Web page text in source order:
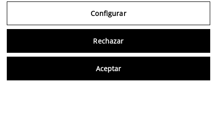
Configurar
Rechazar
Aceptar